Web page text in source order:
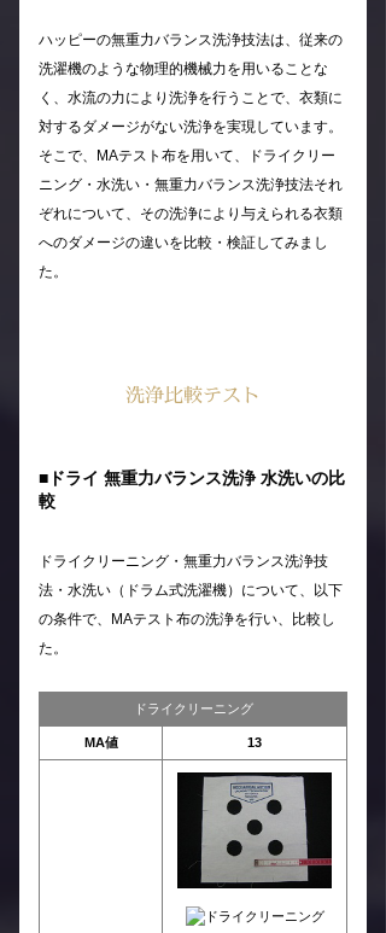
ハッピーの無重力バランス洗浄技法は、従来の
洗濯機のような物理的機械力を用いることな
く、水流の力により洗浄を行うことで、衣類に
対するダメージがない洗浄を実現しています。
そこで、MAテスト布を用いて、ドライクリー
ニング・水洗い・無重力バランス洗浄技法それ
ぞれについて、その洗浄により与えられる衣類
へのダメージの違いを比較・検証してみまし
た。
洗浄比較テスト
■ドライ 無重力バランス洗浄 水洗いの比
較
ドライクリーニング・無重力バランス洗浄技
法・水洗い（ドラム式洗濯機）について、以下
の条件で、MAテスト布の洗浄を行い、比較し
た。
ドライクリーニング
MA値 13